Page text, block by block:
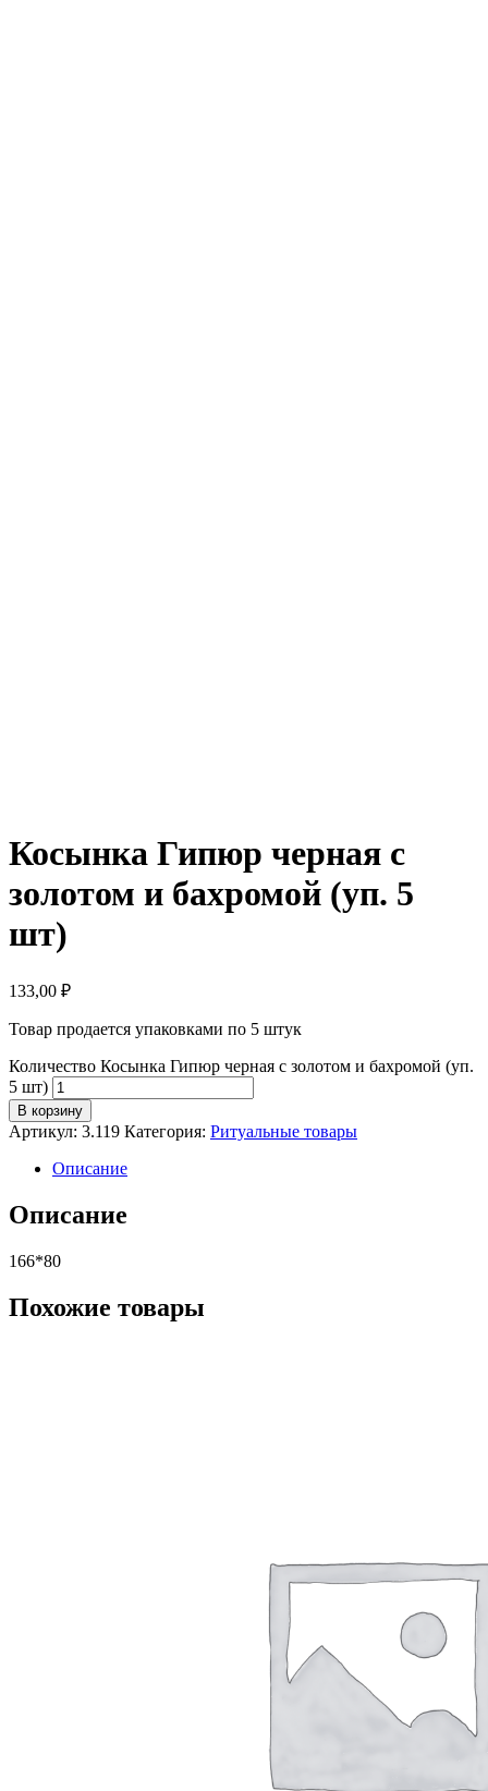
Косынка Гипюр черная с
золотом и бахромой (уп. 5
шт)
133,00 ₽
Товар продается упаковками по 5 штук
Количество Косынка Гипюр черная с золотом и бахромой (уп.
5 шт)
В корзину
Артикул: 3.119 Категория: Ритуальные товары
Описание
Описание
166*80
Похожие товары